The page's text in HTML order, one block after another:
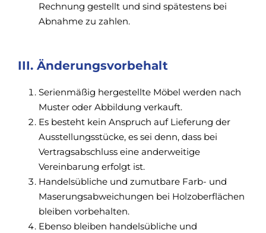
Rechnung gestellt und sind spätestens bei
Abnahme zu zahlen.
III. Änderungsvorbehalt
Serienmäßig hergestellte Möbel werden nach
Muster oder Abbildung verkauft.
Es besteht kein Anspruch auf Lieferung der
Ausstellungsstücke, es sei denn, dass bei
Vertragsabschluss eine anderweitige
Vereinbarung erfolgt ist.
Handelsübliche und zumutbare Farb- und
Maserungsabweichungen bei Holzoberflächen
bleiben vorbehalten.
Ebenso bleiben handelsübliche und